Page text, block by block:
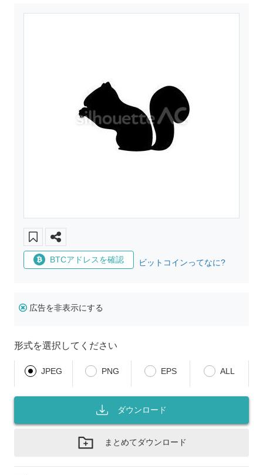
BTCアドレスを確認 ビットコインってなに?
広告を非表示にする
形式を選択してください
JPEG PNG EPS ALL
ダウンロード
まとめてダウンロード